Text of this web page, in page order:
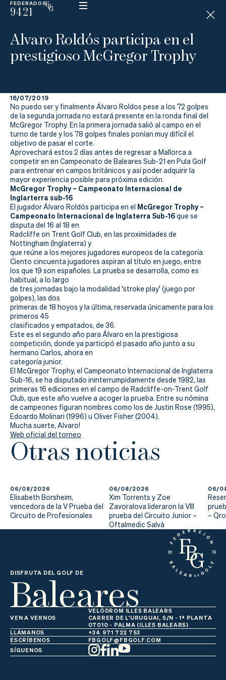
FEDERADOS
9421
ESP
N
D
C
La
Federación
Federarse
Jugar
Aprender
Actualidad
Tienda
Alvaro Roldós participa en el
prestigioso McGregor Trophy
16/07/2019
No puedo ser y finalmente Álvaro Roldos pese a los 72 golpes
de la segunda jornada no estará presente en la ronda final del
McGregor Trophy. En la primera jornada salió al campo en el
turno de tarde y los 78 golpes finales ponían muy difícil el
objetivo de pasar el corte.
Aprovechará estos 2 días antes de regresar a Mallorca a
competir en en Campeonato de Baleares Sub-21 en Pula Golf
para entrenar en campos británicos y así poder adquirir la
mayor experiencia posible para próxima edición.
McGregor Trophy – Campeonato Internacional de
Inglarterra sub-16
El jugador Álvaro Roldós participa en el McGregor Trophy –
Campeonato Internacional de Inglaterra Sub-16que se
disputa del 16 al 18 en
Radcliffe on Trent Golf Club, en las proximidades de
Nottingham (Inglaterra) y
que reúne a los mejores jugadores europeos de la categoría.
Ciento cincuenta jugadores aspiran al título en juego, entre
los que 19 son españoles. La prueba se desarrolla, como es
habitual, a lo largo
de tres jornadas bajo la modalidad ‘stroke play’ (juego por
golpes), las dos
primeras de 18 hoyos y la última, reservada únicamente para los
primeros 45
clasificados y empatados, de 36.
Este es el segundo año para Álvaro en la prestigiosa
competición, donde ya participó el pasado año junto a su
hermano Carlos, ahora en
categoría junior.
El McGregor Trophy, el Campeonato Internacional de Inglaterra
Sub-16, se ha disputado ininterrumpidamente desde 1982, las
primeras 16 ediciones en el campo de Radcliffe-on-Trent Golf
Club, que este año vuelve a acoger la prueba. Entre su nómina
de campeones figuran nombres como los de Justin Rose (1995),
Edoardo Molinari (1996) u Oliver Fisher (2004).
Mucha suerte, Alvaro!
Web oficial del torneo
Otras noticias
06/08/2026
Elisabeth Borsheim,
vencedora de la V Prueba del
Circuito de Profesionales
06/08/2026
Xim Torrents y Zoe
Zavoralova lideraron la VIII
prueba del Circuito Junior –
Oftalmedic Salvà
06/
–
DISFRUTA DEL GOLF DE
Baleares
VEN A VERNOS
VELÒDROM ILLES BALEARS
CARRER DE L'URUGUAI, S/N - 1ª PLANTA
07010 - PALMA (ILLES BALEARS)
LLÁMANOS
+34 971 722 753
ESCRÍBENOS
FBGOLF@FBGOLF.COM
SÍGUENOS